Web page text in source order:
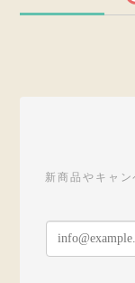
新商品やキャ